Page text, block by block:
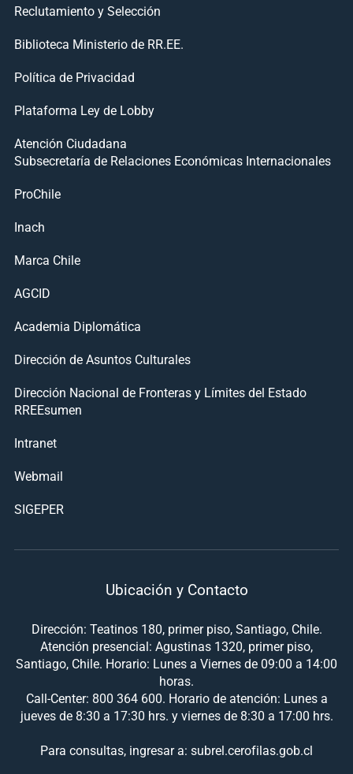
Reclutamiento y Selección
Biblioteca Ministerio de RR.EE.
Política de Privacidad
Plataforma Ley de Lobby
Atención Ciudadana
Subsecretaría de Relaciones Económicas Internacionales
ProChile
Inach
Marca Chile
AGCID
Academia Diplomática
Dirección de Asuntos Culturales
Dirección Nacional de Fronteras y Límites del Estado
RREEsumen
Intranet
Webmail
SIGEPER
Ubicación y Contacto
Dirección: Teatinos 180, primer piso, Santiago, Chile.
Atención presencial: Agustinas 1320, primer piso,
Santiago, Chile. Horario: Lunes a Viernes de 09:00 a 14:00
horas.
Call-Center: 800 364 600. Horario de atención: Lunes a
jueves de 8:30 a 17:30 hrs. y viernes de 8:30 a 17:00 hrs.
Para consultas, ingresar a: subrel.cerofilas.gob.cl